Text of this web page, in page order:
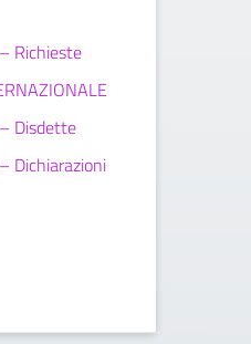
Richieste
Disdette
Dichiarazioni